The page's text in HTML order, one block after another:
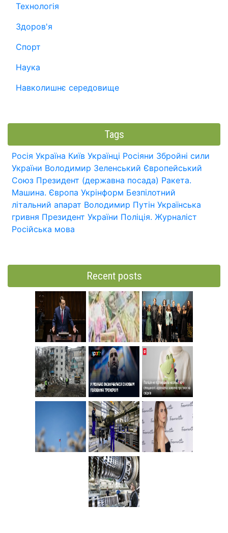
Технологія
Здоров'я
Спорт
Наука
Навколишнє середовище
Tags
Росія Україна Київ Українці Росіяни Збройні сили
України Володимир Зеленський Європейський
Союз Президент (державна посада) Ракета.
Машина. Європа Укрінформ Безпілотний
літальний апарат Володимир Путін Українська
гривня Президент України Поліція. Журналіст
Російська мова
Recent posts